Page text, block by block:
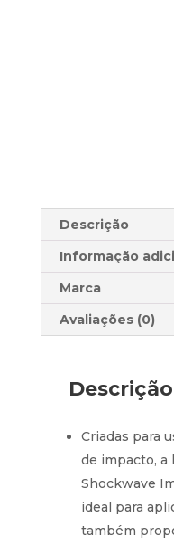
Descrição
Informação
Marca
Avaliações (0)
Descrição
Criadas para
de impacto, a
Shockwave
ideal para
também